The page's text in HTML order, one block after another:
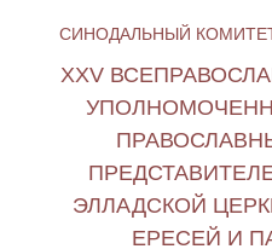
СИНОДАЛЬНЫЙ
XXV
ЭЛЛАДСКОЙ
ЕРЕСЕЙ И